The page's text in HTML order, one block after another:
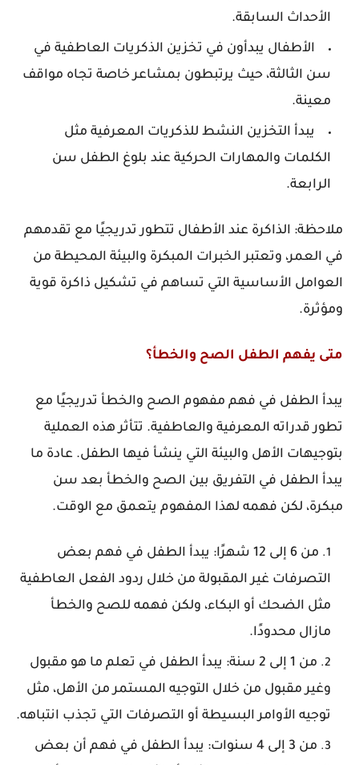
الأحداث السابقة.
الأطفال يبدأون في تخزين الذكريات العاطفية في
سن الثالثة، حيث يرتبطون بمشاعر خاصة تجاه مواقف
معينة.
يبدأ التخزين النشط للذكريات المعرفية مثل
الكلمات والمهارات الحركية عند بلوغ الطفل سن
الرابعة.
ملاحظة: الذاكرة عند الأطفال تتطور تدريجيًا مع تقدمهم
في العمر، وتعتبر الخبرات المبكرة والبيئة المحيطة من
العوامل الأساسية التي تساهم في تشكيل ذاكرة قوية
ومؤثرة.
متى يفهم الطفل الصح والخطأ؟
يبدأ الطفل في فهم مفهوم الصح والخطأ تدريجيًا مع
تطور قدراته المعرفية والعاطفية. تتأثر هذه العملية
بتوجيهات الأهل والبيئة التي ينشأ فيها الطفل. عادة ما
يبدأ الطفل في التفريق بين الصح والخطأ بعد سن
مبكرة، لكن فهمه لهذا المفهوم يتعمق مع الوقت.
من 6 إلى 12 شهرًا: يبدأ الطفل في فهم بعض
التصرفات غير المقبولة من خلال ردود الفعل العاطفية
مثل الضحك أو البكاء، ولكن فهمه للصح والخطأ
مازال محدودًا.
من 1 إلى 2 سنة: يبدأ الطفل في تعلم ما هو مقبول
وغير مقبول من خلال التوجيه المستمر من الأهل، مثل
توجيه الأوامر البسيطة أو التصرفات التي تجذب انتباهه.
من 3 إلى 4 سنوات: يبدأ الطفل في فهم أن بعض